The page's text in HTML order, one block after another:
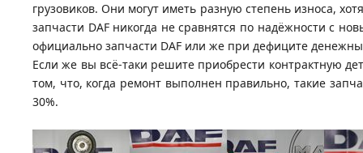
грузовиков. Они могут иметь разную степень износа,
запчасти DAF никогда не сравнятся по надёжности с
официально запчасти DAF или же при дефиците
Если же вы всё-таки решите приобрести контрактную
том, что, когда ремонт выполнен правильно, такие
30%.